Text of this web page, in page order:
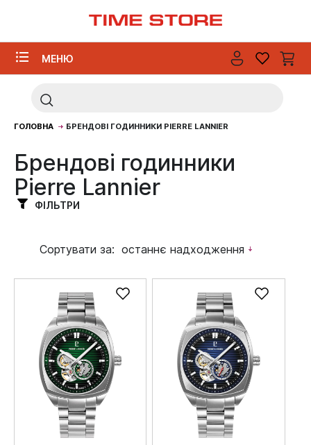
МЕНЮ
ГОЛОВНА БРЕНДОВІ ГОДИННИКИ PIERRE LANNIER
ФІЛЬТРИ
Брендові годинники
Pierre Lannier
Сортувати за: останнє надходження